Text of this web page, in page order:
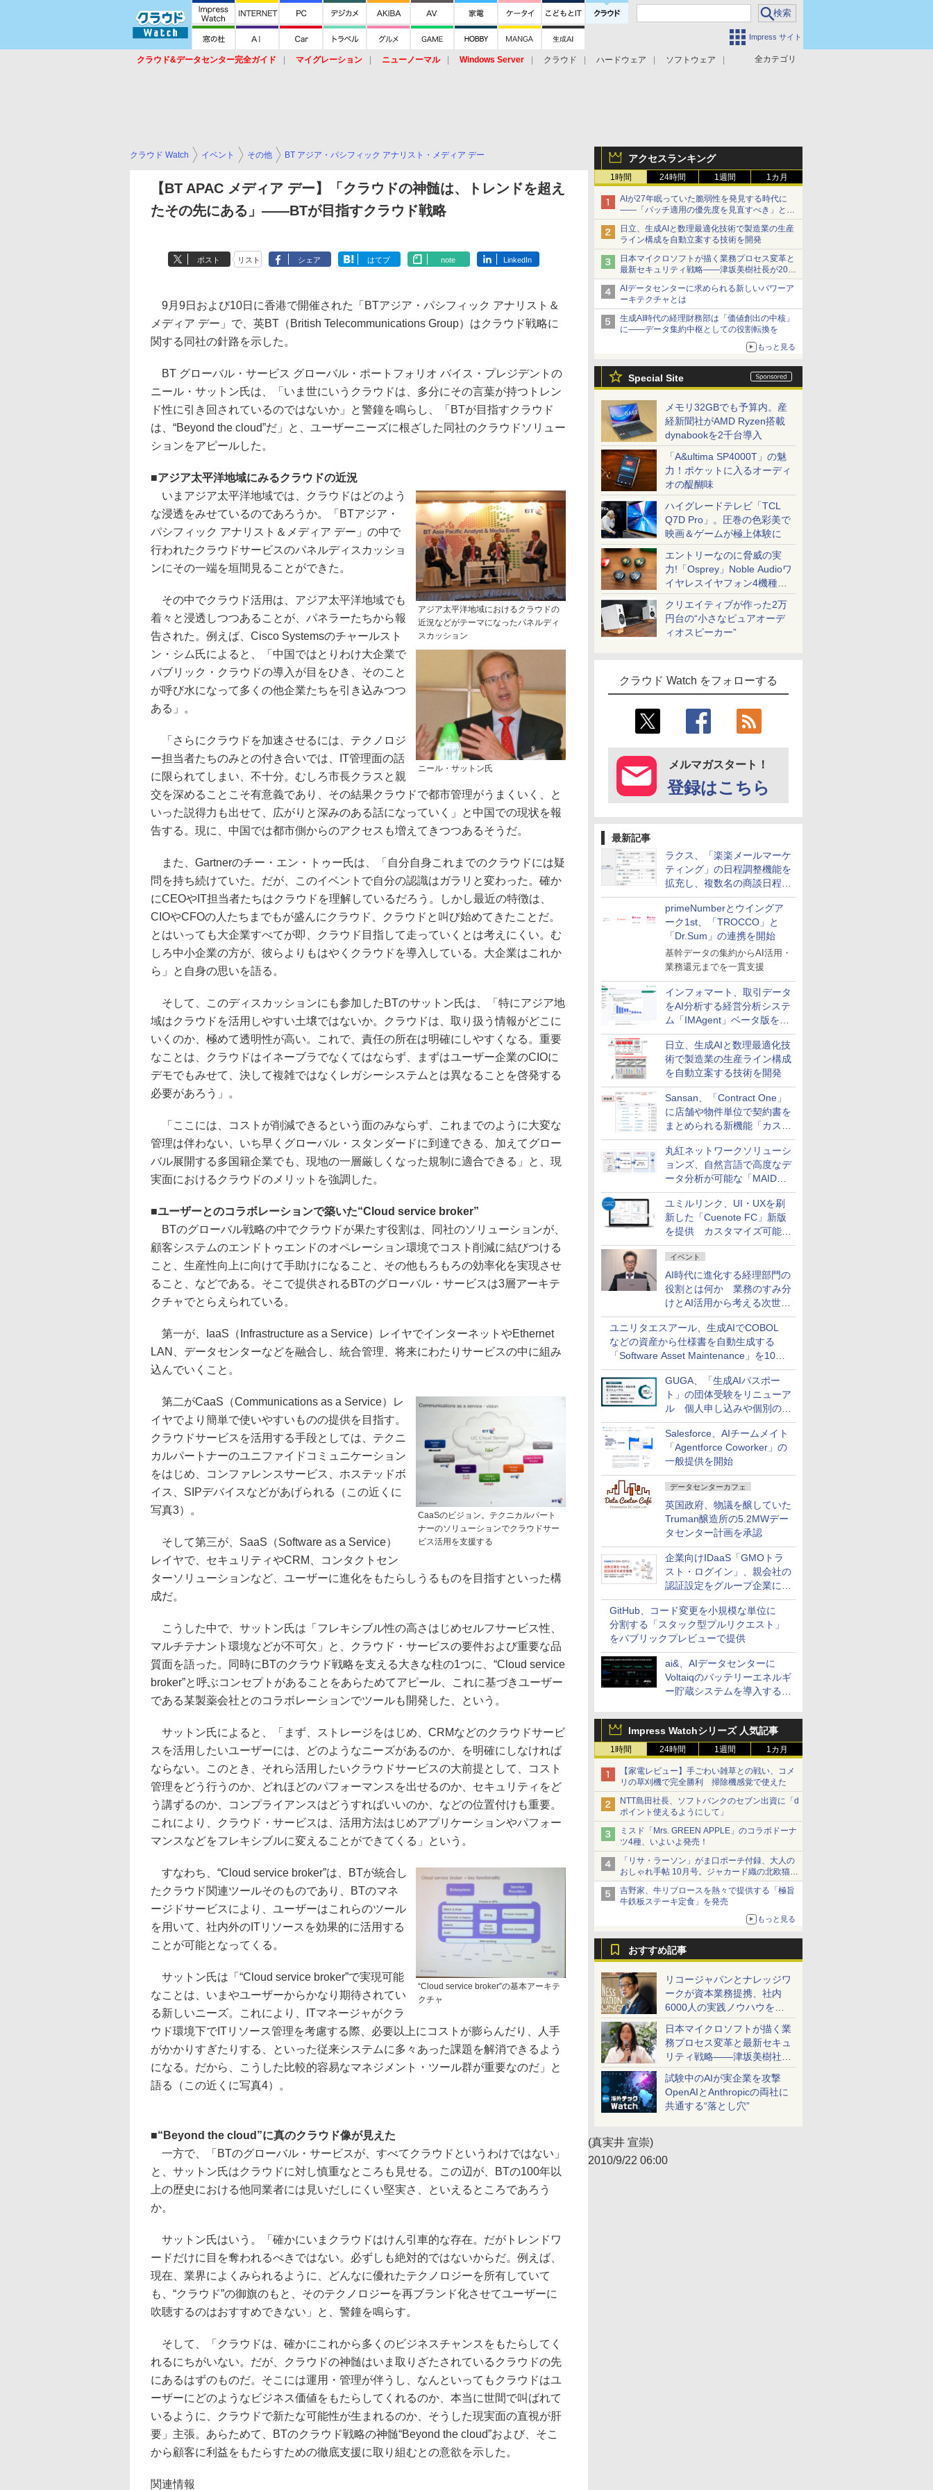
Impress サイト
全カテゴリ
クラウド&データセンター完全ガイド マイグレーション ニューノーマル Windows Server クラウド ハードウェア
ソフトウェア
アクセスランキング
1時間 24時間 1週間 1カ月
AIが27年眠っていた脆弱性を発見する時代に
――「パッチ適用の優先度を見直すべき」とセ
キュリティ専門家
日立、生成AIと数理最適化技術で製造業の生産
ライン構成を自動立案する技術を開発
日本マイクロソフトが描く業務プロセス変革と
最新セキュリティ戦略――津坂美樹社長が2027
年度戦略を説明
AIデータセンターに求められる新しいパワーア
ーキテクチャとは
生成AI時代の経理財務部は「価値創出の中核」
に――データ集約中枢としての役割転換を
もっと見る
Special Site
メモリ32GBでも予算内。産
経新聞社がAMD Ryzen搭載
dynabookを2千台導入
「A&ultima SP4000T」の魅
力！ポケットに入るオーディ
オの醍醐味
ハイグレードテレビ「TCL
Q7D Pro」。圧巻の色彩美で
映画＆ゲームが極上体験に
エントリーなのに脅威の実
力!「Osprey」Noble Audioワ
イヤレスイヤフォン4機種を
一気に聴く
クリエイティブが作った2万
円台の“小さなピュアオーデ
ィオスピーカー”
クラウド Watch をフォローする
メルマガスタート！
登録はこちら
最新記事
ラクス、「楽楽メールマーケ
ティング」の日程調整機能を
拡充し、複数名の商談日程調
整を効率化
primeNumberとウイングア
ーク1st、「TROCCO」と
「Dr.Sum」の連携を開始
基幹データの集約からAI活用・
業務還元までを一貫支援
インフォマート、取引データ
をAI分析する経営分析システ
ム「IMAgent」ベータ版を提
供
日立、生成AIと数理最適化技
術で製造業の生産ライン構成
を自動立案する技術を開発
Sansan、「Contract One」
に店舗や物件単位で契約書を
まとめられる新機能「カスタ
ム契約ツリー」を追加
丸紅ネットワークソリューシ
ョンズ、自然言語で高度なデ
ータ分析が可能な「MAIDOA
AI ASSIST」を9月より提供
ユミルリンク、UI・UXを刷
新した「Cuenote FC」新版
を提供 カスタマイズ可能な
ダッシュボード画面を搭載
イベント
AI時代に進化する経理部門の
役割とは何か 業務のすみ分
けとAI活用から考える次世代
ファイナンス戦略
ユニリタエスアール、生成AIでCOBOL
などの資産から仕様書を自動生成する
「Software Asset Maintenance」を10月
に発売
GUGA、「生成AIパスポー
ト」の団体受験をリニューア
ル 個人申し込みや個別の支
払いなどに対応
Salesforce、AIチームメイト
「Agentforce Coworker」の
一般提供を開始
データセンターカフェ
英国政府、物議を醸していた
Truman醸造所の5.2MWデー
タセンター計画を承認
企業向けIDaaS「GMOトラ
スト・ログイン」、親会社の
認証設定をグループ企業に展
開できる新機能を提供
GitHub、コード変更を小規模な単位に
分割する「スタック型プルリクエスト」
をパブリックプレビューで提供
ai&、AIデータセンターに
Voltaiqのバッテリーエネルギ
ー貯蔵システムを導入する計
Impress Watchシリーズ 人気記事
1時間 24時間 1週間 1カ月
【家電レビュー】手ごわい雑草との戦い、コメ
リの草刈機で完全勝利 掃除機感覚で使えた
NTT島田社長、ソフトバンクのセブン出資に「d
ポイント使えるようにして」
ミスド「Mrs. GREEN APPLE」のコラボドーナ
ツ4種、いよいよ発売！
「リサ・ラーソン」がま口ポーチ付録、大人の
おしゃれ手帖 10月号。ジャカード織の北欧猫デ
ザイン
吉野家、牛リブロースを熱々で提供する「極旨
牛鉄板ステーキ定食」を発売
もっと見る
おすすめ記事
リコージャパンとナレッジワ
ークが資本業務提携、社内
6000人の実践ノウハウを生
かした「AI商談記録 for
RICOH」を展開へ
日本マイクロソフトが描く業
務プロセス変革と最新セキュ
リティ戦略――津坂美樹社長
が2027年度戦略を説明
試験中のAIが実企業を攻撃
OpenAIとAnthropicの両社に
共通する“落とし穴”
クラウド Watch イベント その他 BT アジア・パシフィック アナリスト・メディア デー
【BT APAC メディア デー】「クラウドの神髄は、トレンドを超え
たその先にある」――BTが目指すクラウド戦略
ポスト リスト シェア はてブ note LinkedIn
9月9日および10日に香港で開催された「BTアジア・パシフィック アナリスト＆
メディア デー」で、英BT（British Telecommunications Group）はクラウド戦略に
関する同社の針路を示した。
BT グローバル・サービス グローバル・ポートフォリオ バイス・プレジデントの
ニール・サットン氏は、「いま世にいうクラウドは、多分にその言葉が持つトレン
ド性に引き回されているのではないか」と警鐘を鳴らし、「BTが目指すクラウド
は、“Beyond the cloud”だ」と、ユーザーニーズに根ざした同社のクラウドソリュー
ションをアピールした。
■アジア太平洋地域にみるクラウドの近況
アジア太平洋地域におけるクラウドの
近況などがテーマになったパネルディ
スカッション
ニール・サットン氏
いまアジア太平洋地域では、クラウドはどのよう
な浸透をみせているのであろうか。「BTアジア・
パシフィック アナリスト＆メディア デー」の中で
行われたクラウドサービスのパネルディスカッショ
ンにその一端を垣間見ることができた。
その中でクラウド活用は、アジア太平洋地域でも
着々と浸透しつつあることが、パネラーたちから報
告された。例えば、Cisco Systemsのチャールスト
ン・シム氏によると、「中国ではとりわけ大企業で
パブリック・クラウドの導入が目をひき、そのこと
が呼び水になって多くの他企業たちを引き込みつつ
ある」。
「さらにクラウドを加速させるには、テクノロジ
ー担当者たちのみとの付き合いでは、IT管理面の話
に限られてしまい、不十分。むしろ市長クラスと親
交を深めることこそ有意義であり、その結果クラウドで都市管理がうまくいく、と
いった説得力も出せて、広がりと深みのある話になっていく」と中国での現状を報
告する。現に、中国では都市側からのアクセスも増えてきつつあるそうだ。
また、Gartnerのチー・エン・トゥー氏は、「自分自身これまでのクラウドには疑
問を持ち続けていた。だが、このイベントで自分の認識はガラリと変わった。確か
にCEOやIT担当者たちはクラウドを理解しているだろう。しかし最近の特徴は、
CIOやCFOの人たちまでもが盛んにクラウド、クラウドと叫び始めてきたことだ。
とはいっても大企業すべてが即、クラウド目指して走っていくとは考えにくい。む
しろ中小企業の方が、彼らよりもはやくクラウドを導入している。大企業はこれか
ら」と自身の思いを語る。
そして、このディスカッションにも参加したBTのサットン氏は、「特にアジア地
域はクラウドを活用しやすい土壌ではないか。クラウドは、取り扱う情報がどこに
いくのか、極めて透明性が高い。これで、責任の所在は明確にしやすくなる。重要
なことは、クラウドはイネーブラでなくてはならず、まずはユーザー企業のCIOに
デモでもみせて、決して複雑ではなくレガシーシステムとは異なることを啓発する
必要があろう」。
「ここには、コストが削減できるという面のみならず、これまでのように大変な
管理は伴わない、いち早くグローバル・スタンダードに到達できる、加えてグロー
バル展開する多国籍企業でも、現地の一層厳しくなった規制に適合できる」と、現
実面におけるクラウドのメリットを強調した。
■ユーザーとのコラボレーションで築いた“Cloud service broker”
BTのグローバル戦略の中でクラウドが果たす役割は、同社のソリューションが、
顧客システムのエンドトゥエンドのオペレーション環境でコスト削減に結びつける
こと、生産性向上に向けて手助けになること、その他もろもろの効率化を実現させ
ること、などである。そこで提供されるBTのグローバル・サービスは3層アーキテ
クチャでとらえられている。
第一が、IaaS（Infrastructure as a Service）レイヤでインターネットやEthernet
LAN、データセンターなどを融合し、統合管理、将来にわたりサービスの中に組み
込んでいくこと。
CaaSのビジョン。テクニカルパート
ナーのソリューションでクラウドサー
ビス活用を支援する
第二がCaaS（Communications as a Service）レ
イヤでより簡単で使いやすいものの提供を目指す。
クラウドサービスを活用する手段としては、テクニ
カルパートナーのユニファイドコミュニケーション
をはじめ、コンファレンスサービス、ホステッドボ
イス、SIPデバイスなどがあげられる（この近くに
写真3）。
そして第三が、SaaS（Software as a Service）
レイヤで、セキュリティやCRM、コンタクトセン
ターソリューションなど、ユーザーに進化をもたらしうるものを目指すといった構
成だ。
こうした中で、サットン氏は「フレキシブル性の高さはじめセルフサービス性、
マルチテナント環境などが不可欠」と、クラウド・サービスの要件および重要な品
質面を語った。同時にBTのクラウド戦略を支える大きな柱の1つに、“Cloud service
broker”と呼ぶコンセプトがあることをあらためてアピール、これに基づきユーザー
である某製薬会社とのコラボレーションでツールも開発した、という。
サットン氏によると、「まず、ストレージをはじめ、CRMなどのクラウドサービ
スを活用したいユーザーには、どのようなニーズがあるのか、を明確にしなければ
ならない。このとき、それら活用したいクラウドサービスの大前提として、コスト
管理をどう行うのか、どれほどのパフォーマンスを出せるのか、セキュリティをど
う講ずるのか、コンプライアンスはどうすればいいのか、などの位置付けも重要。
これにより、クラウド・サービスは、活用方法はじめアプリケーションやパフォー
マンスなどをフレキシブルに変えることができてくる」という。
“Cloud service broker”の基本アーキテ
クチャ
すなわち、“Cloud service broker”は、BTが統合し
たクラウド関連ツールそのものであり、BTのマネ
ージドサービスにより、ユーザーはこれらのツール
を用いて、社内外のITリソースを効果的に活用する
ことが可能となってくる。
サットン氏は「“Cloud service broker”で実現可能
なことは、いまやユーザーからかなり期待されてい
る新しいニーズ。これにより、ITマネージャがクラ
ウド環境下でITリソース管理を考慮する際、必要以上にコストが膨らんだり、人手
がかかりすぎたりする、といった従来システムに多々あった課題を解消できるよう
になる。だから、こうした比較的容易なマネジメント・ツール群が重要なのだ」と
語る（この近くに写真4）。
■“Beyond the cloud”に真のクラウド像が見えた
一方で、「BTのグローバル・サービスが、すべてクラウドというわけではない」
と、サットン氏はクラウドに対し慎重なところも見せる。この辺が、BTの100年以
上の歴史における他同業者には見いだしにくい堅実さ、といえるところであろう
か。
サットン氏はいう。「確かにいまクラウドはけん引車的な存在。だがトレンドワ
ードだけに目を奪われるべきではない。必ずしも絶対的ではないからだ。例えば、
現在、業界によくみられるように、どんなに優れたテクノロジーを所有していて
も、“クラウド”の御旗のもと、そのテクノロジーを再ブランド化させてユーザーに
吹聴するのはおすすめできない」と、警鐘を鳴らす。
そして、「クラウドは、確かにこれから多くのビジネスチャンスをもたらしてく
れるにちがいない。だが、クラウドの神髄はいま取りざたされているクラウドの先
にあるはずのものだ。そこには運用・管理が伴うし、なんといってもクラウドはユ
ーザーにどのようなビジネス価値をもたらしてくれるのか、本当に世間で叫ばれて
いるように、クラウドで新たな可能性が生まれるのか、そうした現実面の直視が肝
要」主張。あらためて、BTのクラウド戦略の神髄“Beyond the cloud”および、そこ
から顧客に利益をもたらすための徹底支援に取り組むとの意欲を示した。
関連情報
(真実井 宣崇)
2010/9/22 06:00